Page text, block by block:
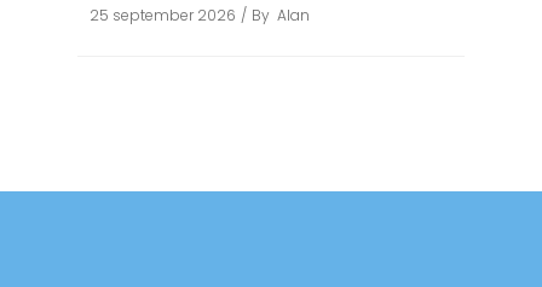
25 september 2026 By Alan